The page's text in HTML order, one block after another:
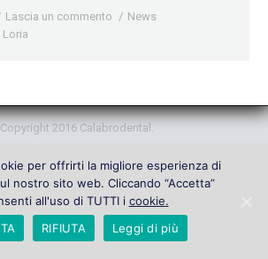
Lascia un commento
News
2016 Calabrodental.
per offrirti la migliore esperienza di
nostro sito web. Cliccando “Accetta”
all'uso di TUTTI i cookie.
RIFIUTA Leggi di più